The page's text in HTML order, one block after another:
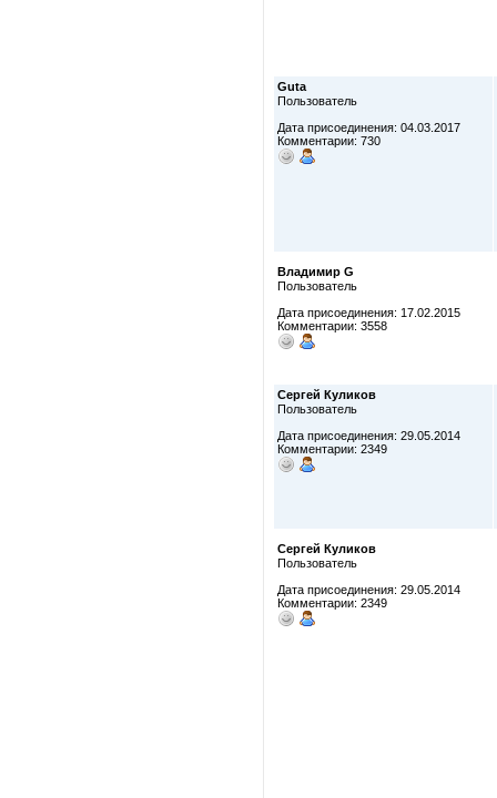
Guta
Пользователь
Дата присоединения: 04.03.2017
Комментарии: 730
Владимир G
Пользователь
Дата присоединения: 17.02.2015
Комментарии: 3558
Сергей Куликов
Пользователь
Дата присоединения: 29.05.2014
Комментарии: 2349
Сергей Куликов
Пользователь
Дата присоединения: 29.05.2014
Комментарии: 2349